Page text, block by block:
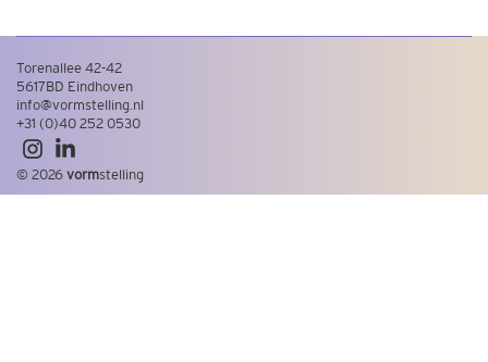
Torenallee 42-42
5617BD Eindhoven
info@vormstelling.nl
+31 (0)40 252 0530
© 2026 vormstelling